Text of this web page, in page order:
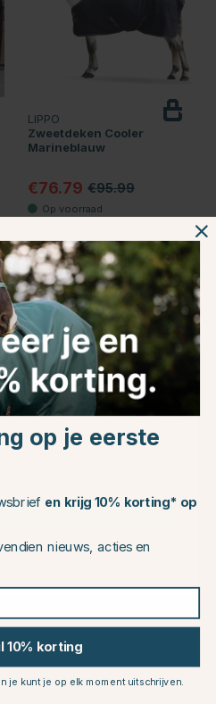
LIPPO
Zweetdeken Cooler
Marineblauw
€76.79 €95.99
Cooler Fleece Groen
15
op je eerste
en krijg 10% korting* op
nieuws, acties en
10% korting
je kunt je op elk moment uitschrijven.